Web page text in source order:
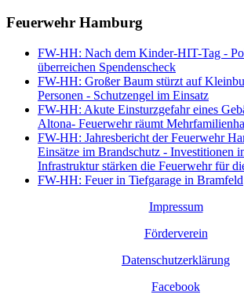
Feuerwehr Hamburg
FW-HH: Nach dem Kinder-HIT-Tag -
überreichen Spendenscheck
FW-HH: Großer Baum stürzt auf
Personen - Schutzengel im Einsatz
FW-HH: Akute Einsturzgefahr eines
Altona- Feuerwehr räumt
FW-HH: Jahresbericht der Feuerwehr
Einsätze im Brandschutz - Investitionen
Infrastruktur stärken die Feuerwehr für
FW-HH: Feuer in Tiefgarage in Bramfeld
Impressum
Förderverein
Datenschutzerklärung
Facebook